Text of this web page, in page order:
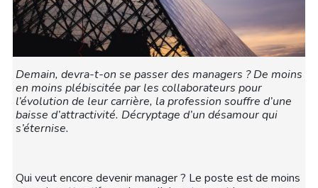
Demain, devra-t-on se passer des managers ? De moins
en moins plébiscitée par les collaborateurs pour
l’évolution de leur carrière, la profession souffre d’une
baisse d’attractivité. Décryptage d’un désamour qui
s’éternise.
Qui veut encore devenir manager ? Le poste est de moins